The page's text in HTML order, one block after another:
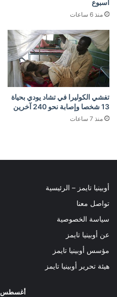
أسبوع
منذ 6 ساعات
تفشي الكوليرا في تشاد يودي بحياة
13 شخصا وإصابة نحو 240 آخرين
منذ 7 ساعات
أوبينيا تايمز – الرئيسية
تواصل معنا
سياسة الخصوصية
عن أوبينيا تايمز
مؤسس أوبينيا تايمز
هيئة تحرير أوبينيا تايمز
أغسطس 2026